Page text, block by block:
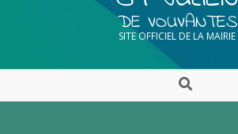
DE VOUVANTES
SITE OFFICIEL DE LA MAIRIE